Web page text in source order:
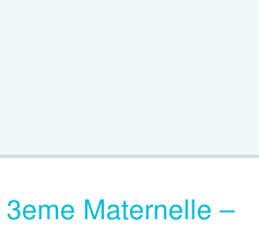
Maternelle –